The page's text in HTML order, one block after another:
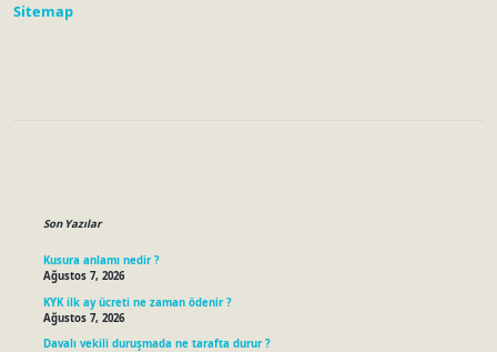
Sitemap
Son Yazılar
Kusura anlamı nedir ?
Ağustos 7, 2026
KYK ilk ay ücreti ne zaman ödenir ?
Ağustos 7, 2026
Davalı vekili duruşmada ne tarafta durur ?